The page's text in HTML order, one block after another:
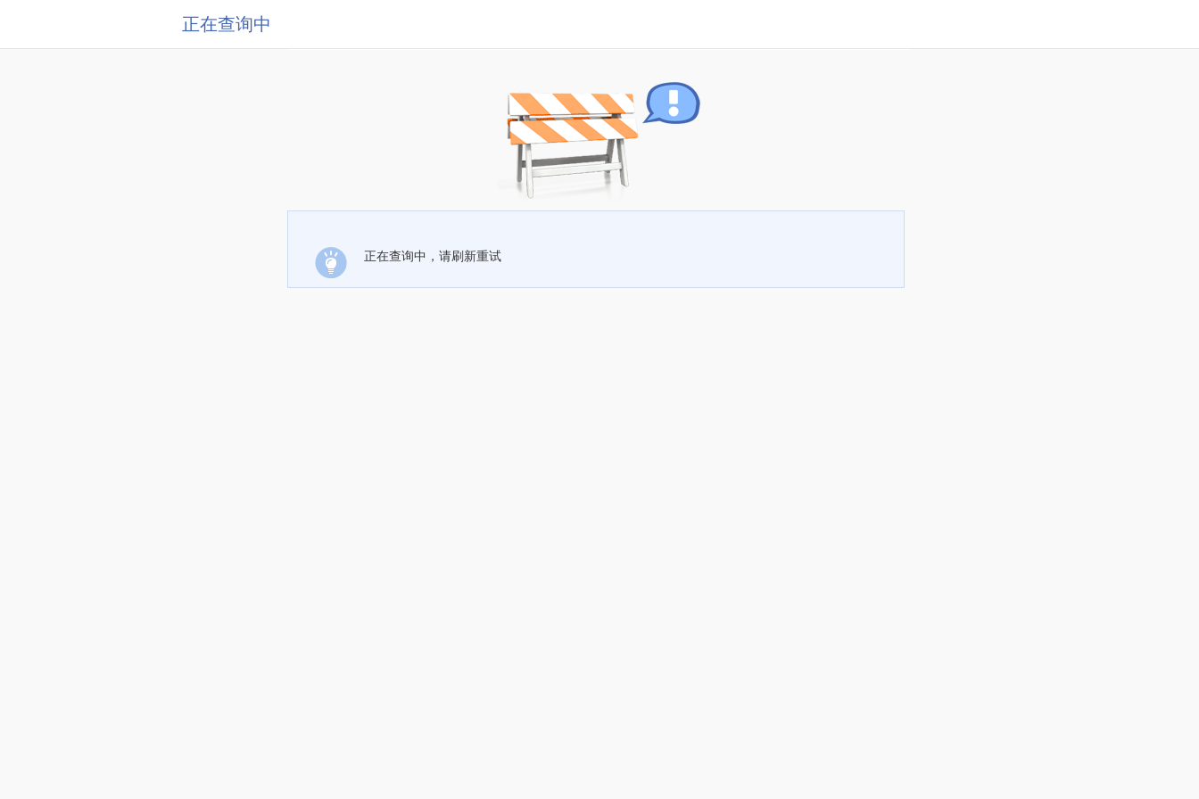
正在查询中
正在查询中，请刷新重试